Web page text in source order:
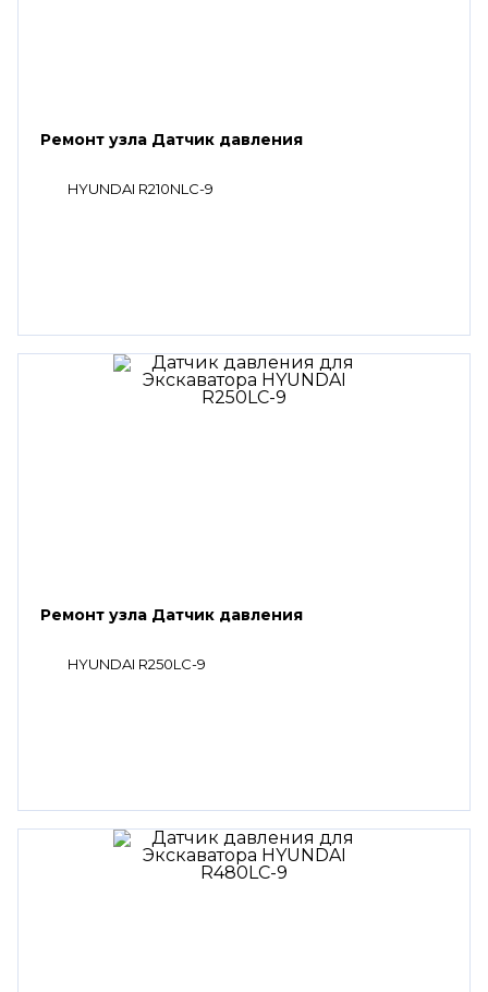
Ремонт узла Датчик давления
HYUNDAI R210NLC-9
Ремонт узла Датчик давления
HYUNDAI R250LC-9